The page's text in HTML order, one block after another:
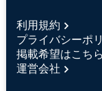
利用規約
プライバシーポ
掲載希望はこちら
運営会社